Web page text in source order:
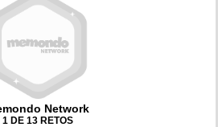
Network
1 DE 13 RETOS